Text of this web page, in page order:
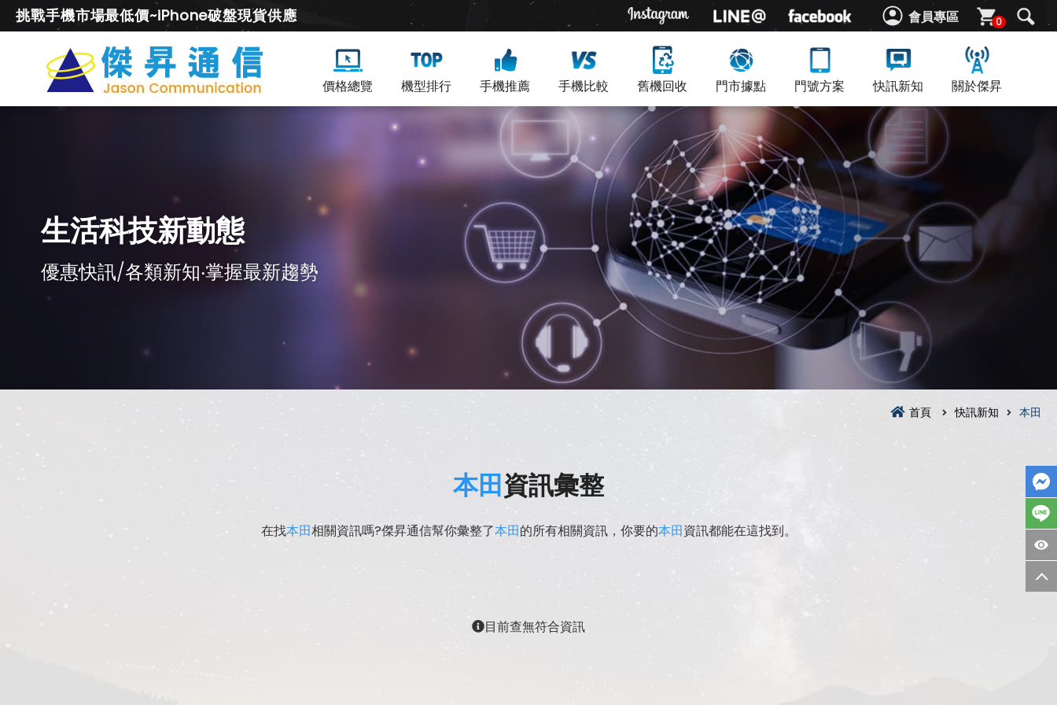
會員專區 0
挑戰手機市場最低價~iPhone破盤現貨供應
價格總覽 機型排行 手機推薦 手機比較 舊機回收 門市據點 門號方案 快訊新知 關於傑昇
生活科技新動態
優惠快訊/各類新知‧掌握最新趨勢
首頁 快訊新知 本田
本田資訊彙整
在找本田相關資訊嗎?傑昇通信幫你彙整了本田的所有相關資訊，你要的本田資訊都能在這找到。
目前查無符合資訊